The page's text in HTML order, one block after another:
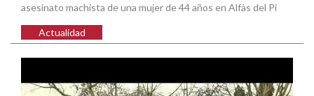
asesinato machista de una mujer de 44 años en Alfàs del Pi
Actualidad